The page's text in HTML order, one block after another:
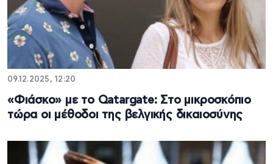
09.12.2025, 12:20
«Φιάσκο» με το Qatargate: Στο μικροσκόπιο
τώρα οι μέθοδοι της βελγικής δικαιοσύνης